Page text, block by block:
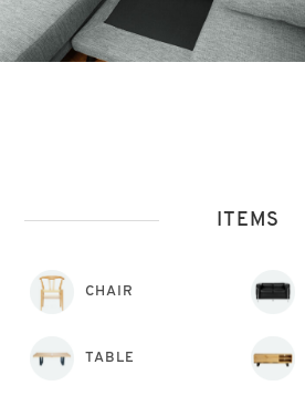
ITEMS
CHAIR
TABLE